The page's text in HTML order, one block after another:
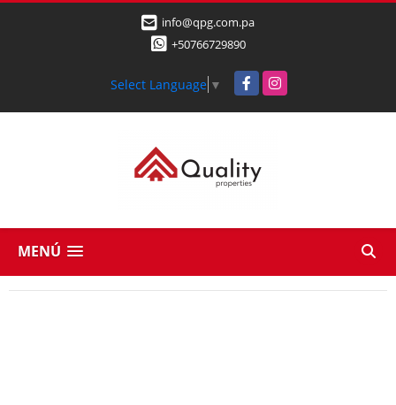
info@qpg.com.pa
+50766729890
Select Language ▼ FacebookInstagram
MENÚ